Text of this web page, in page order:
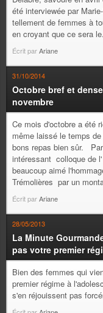
été interviewée par
tellement de femmes à
en croyant que ce sera
Écrit parAriane
31/10/2014
Octobre bref et
novembre
Ce mois d'octobre a été
même laissé le temps
bons repas bien sûr.
intéressant colloque de
beaucoup aimé
Trémolières par un
Écrit parAriane
28/05/2013
La Minute
pas votre premier
Bien des femmes qui
premier régime à
s'en réjouissent pas